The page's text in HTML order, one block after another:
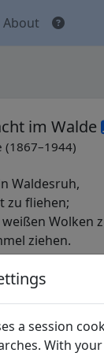
About
im Walde
(1867–1944)
Waldesruh,
zu fliehen;
Wolken
ziehen.
voll
vergebens.
a session
With